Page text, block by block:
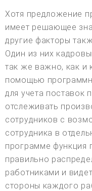
Хотя предложение
имеет решающее
другие факторы
Один из них
так же важно, как и
помощью
для учета поставок
отслеживать
сотрудников с
сотрудника в
программе функция
правильно
работниками и
стороны каждого